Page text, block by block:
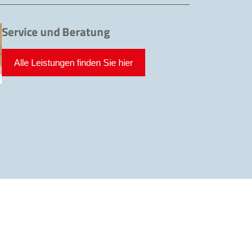
Service und Beratung
Alle Leistungen finden Sie hier